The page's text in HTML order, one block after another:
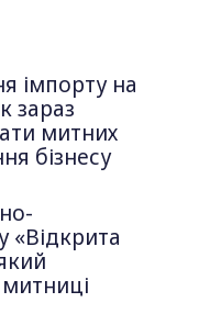
імпорту на
зараз
митних
бізнесу
«Відкрита